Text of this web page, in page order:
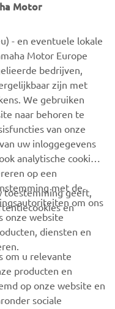
Yamaha one of the
DNA.
essential way of
offering feelings
to stunning
to get there. Now
a glimpse of the
at EICMA.
Motor
- en eventuele lokale
Motor Europe
bedrijven,
zijn met
We gebruiken
naar behoren te
van onze
uw inloggegevens
analytische cookies
op een
met de
om ons
onze website
diensten en
toestemming geeft,
en
om u relevante
producten en
op onze website en
sociale